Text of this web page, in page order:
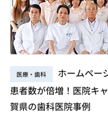
医療・歯科
ホームペー
患者数が倍増！医院キ
賀県の歯科医院事例